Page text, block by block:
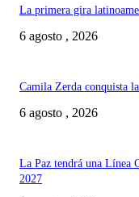
La primera gira
6 agosto , 2026
Camila Zerda conquista
6 agosto , 2026
La Paz tendrá una Línea
2027